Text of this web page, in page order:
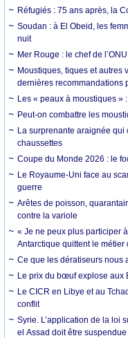
Réfugiés : 75 ans après, la
Soudan : à El Obeid, les
nuit
Mer Rouge : le chef de
Moustiques, tiques et autres
dernières recommandations
Les « peaux à moustiques »
Peut-on combattre les
La surprenante araignée qui
chaussettes
Coupe du Monde 2026 : le
Le Royaume-Uni face au
guerre
Arêtes de poisson,
contre la variole
« Je ne peux plus participer
Antarctique quittent le métier
Ce que les dératiseurs nous
Le prix du bœuf explose aux
Le CICR en Libye et au
conflit
Syrie. L’application de la loi
el Assad doit être